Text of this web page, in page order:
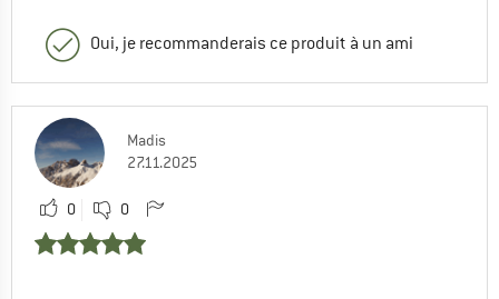
Oui, je recommanderais ce produit à un ami
Madis
27.11.2025
0 0